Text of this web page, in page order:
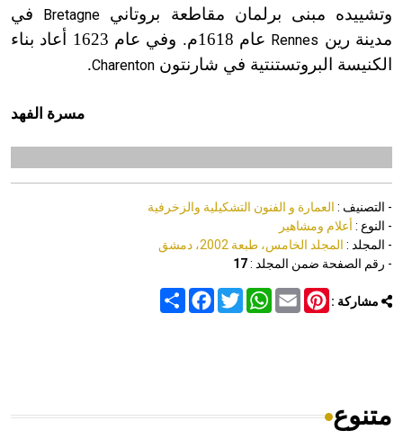
وتشييده مبنى برلمان مقاطعة بروتاني Bretagne
في
مدينة رين Rennes
عام 1618م. وفي عام 1623 أعاد بناء
الكنيسة البروتستنتية في شارنتون Charenton
.
مسرة الفهد
- التصنيف : العمارة و الفنون التشكيلية والزخرفية
- النوع : أعلام ومشاهير
- المجلد : المجلد الخامس، طبعة 2002، دمشق
- رقم الصفحة ضمن المجلد :17
مشاركة : Share
FacebookTwitter
WhatsAppEmail
Pinterest
متنوع